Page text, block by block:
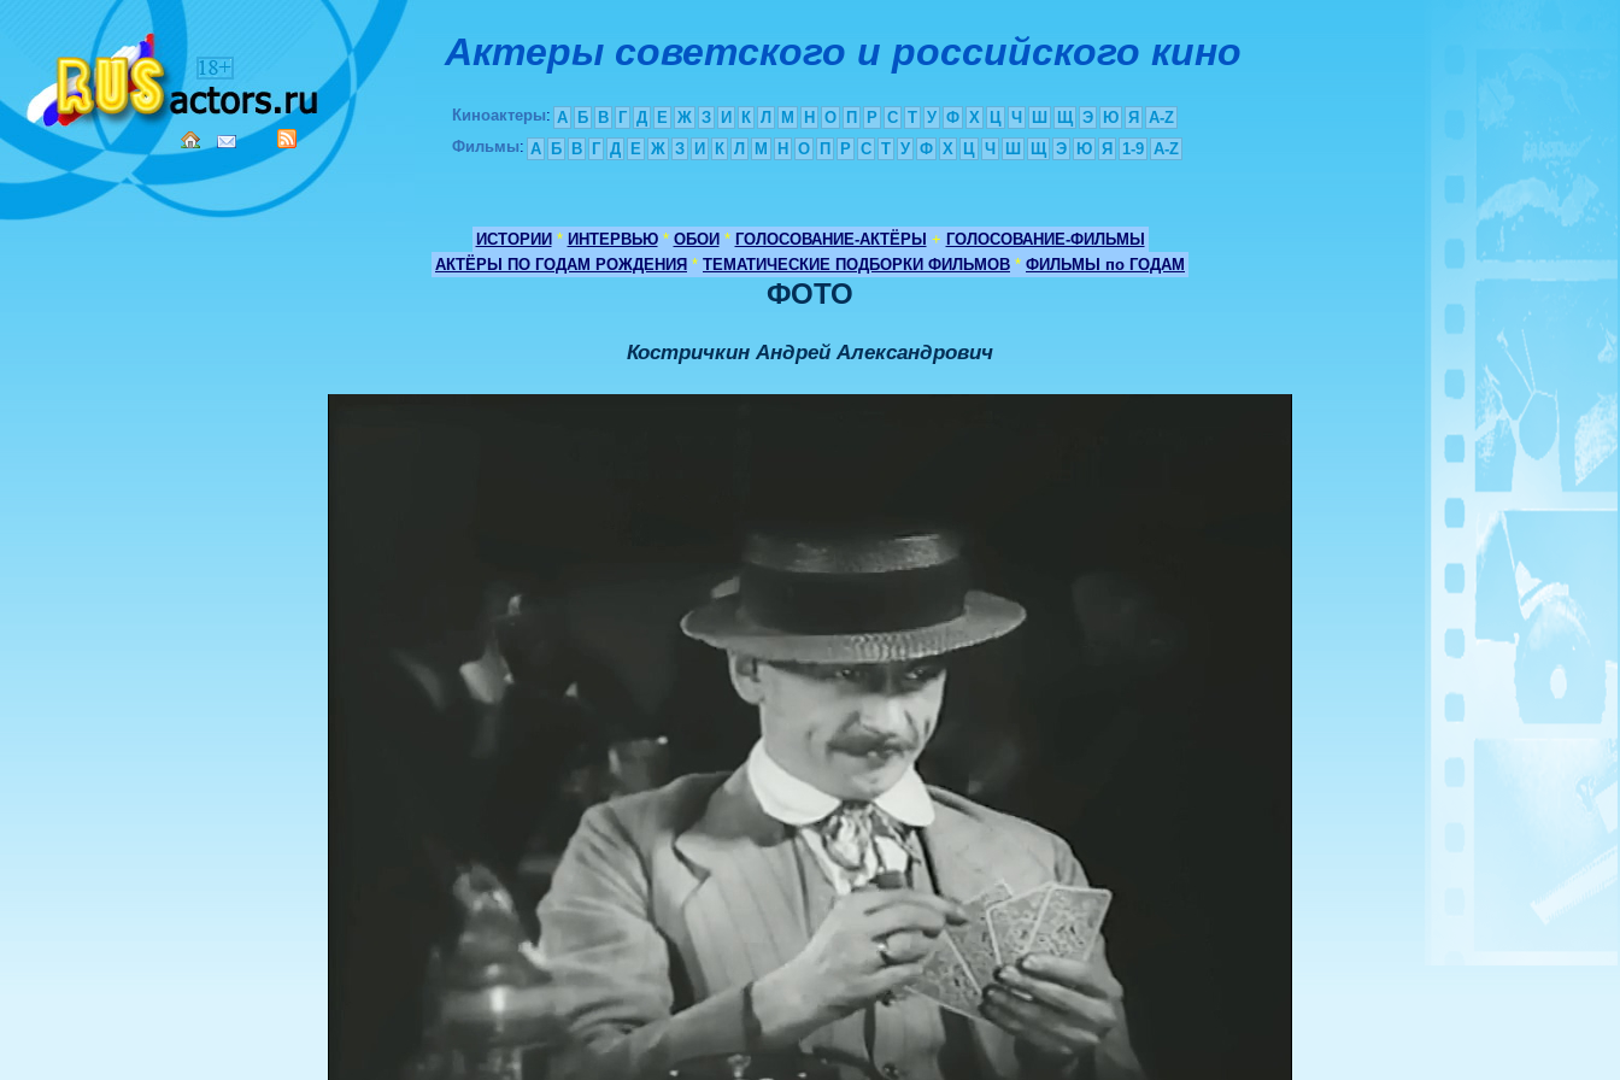
Актеры советского и российского кино
Киноактеры: А Б В Г Д Е Ж З И К Л М Н О П Р С Т У Ф Х Ц Ч Ш Щ Э Ю Я
A-Z
Фильмы: А Б В Г Д Е Ж З И К Л М Н О П Р С Т У Ф Х Ц Ч Ш Щ Э Ю Я 1-9 A-Z
ИСТОРИИ * ИНТЕРВЬЮ * ОБОИ * ГОЛОСОВАНИЕ-АКТЁРЫ + ГОЛОСОВАНИЕ-ФИЛЬМЫ
АКТЁРЫ ПО ГОДАМ РОЖДЕНИЯ * ТЕМАТИЧЕСКИЕ ПОДБОРКИ ФИЛЬМОВ * ФИЛЬМЫ по ГОДАМ
ФОТО
Костричкин Андрей Александрович